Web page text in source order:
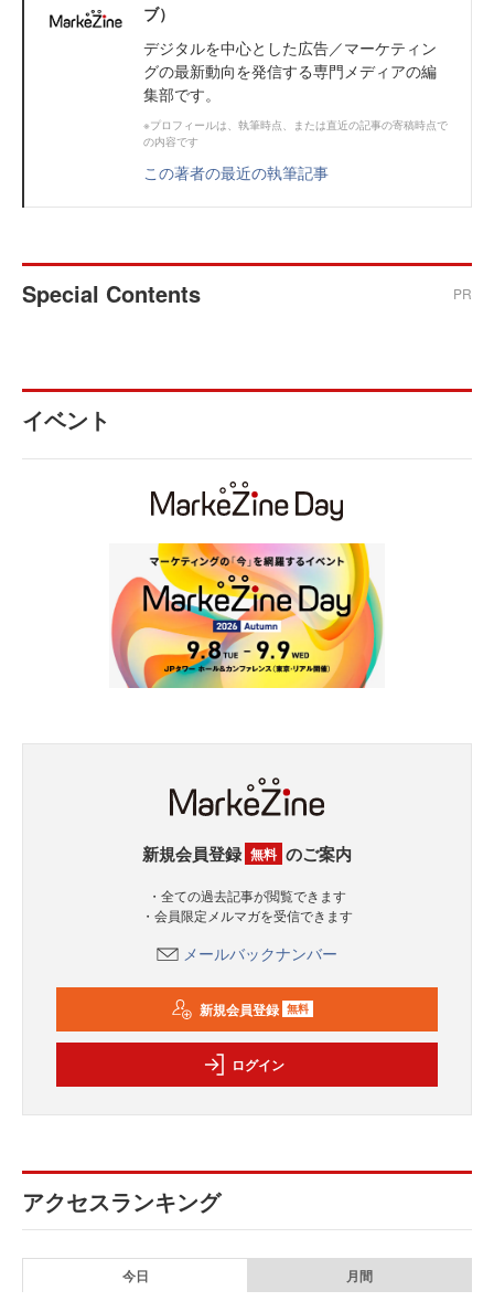
ブ）
デジタルを中心とした広告／マーケティン
グの最新動向を発信する専門メディアの編
集部です。
※プロフィールは、執筆時点、または直近の記事の寄稿時点で
の内容です
この著者の最近の執筆記事
Special Contents PR
イベント
新規会員登録 無料 のご案内
・全ての過去記事が閲覧できます
・会員限定メルマガを受信できます
メールバックナンバー
新規会員登録 無料
ログイン
アクセスランキング
今日 月間